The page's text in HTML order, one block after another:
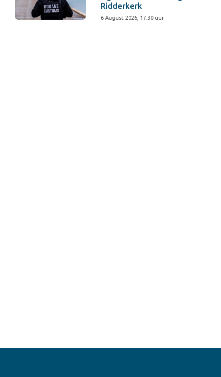
Ridderkerk
6 August 2026, 17:30 uur